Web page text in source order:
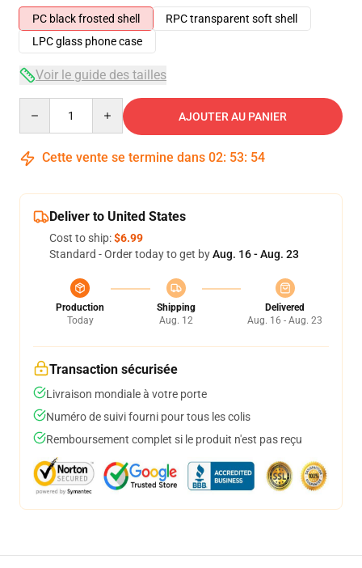
PC black frosted shell
RPC transparent soft shell
LPC glass phone case
Voir le guide des tailles
AJOUTER AU PANIER
Cette vente se termine dans 02: 53: 54
Deliver to United States
Cost to ship:$6.99
Standard - Order today to get byAug. 16 - Aug. 23
Production
Today
Shipping
Aug. 12
Delivered
Aug. 16 - Aug. 23
Transaction sécurisée
Livraison mondiale à votre porte
Numéro de suivi fourni pour tous les colis
Remboursement complet si le produit n'est pas reçu